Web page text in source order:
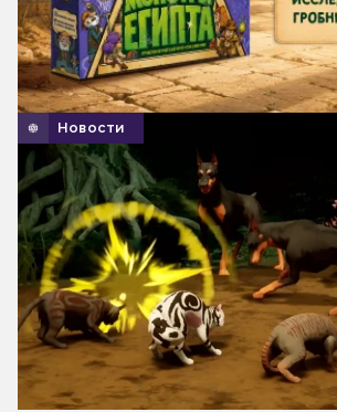
Новости